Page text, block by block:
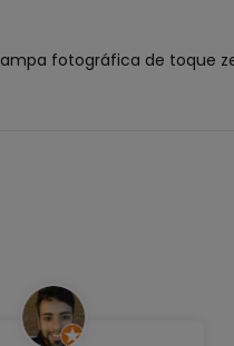
fotográfica de toque